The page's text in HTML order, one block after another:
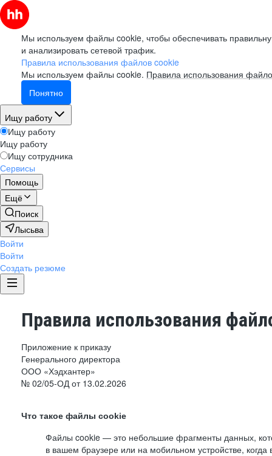
Мы используем файлы cookie, чтобы обеспечивать
и анализировать сетевой трафик.
Правила использования файлов cookie
Мы используем файлы cookie. Правила использования
Понятно
Ищу работу
Ищу работу
Ищу работу
Ищу сотрудника
Сервисы
Помощь
Ещё
Поиск
Лысьва
Войти
Войти
Создать резюме
Правила использования
Приложение к приказу
Генерального директора
ООО «Хэдхантер»
№ 02/05-ОД от 13.02.2026
Что такое файлы cookie
Файлы cookie — это небольшие фрагменты данных,
в вашем браузере или на мобильном устройстве,